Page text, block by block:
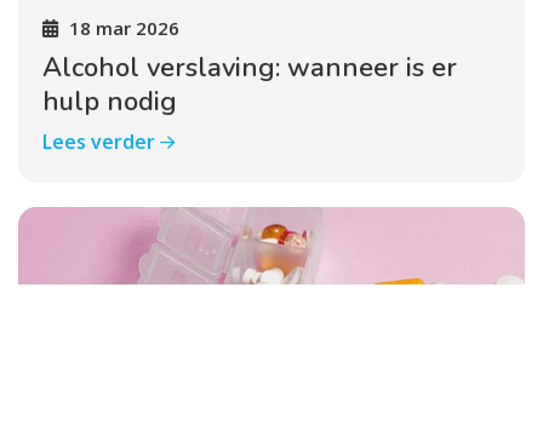
18 mar 2026
Alcohol verslaving: wanneer is er
hulp nodig
Lees verder